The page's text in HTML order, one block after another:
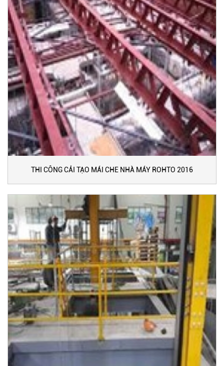
THI CÔNG CẢI TẠO MÁI CHE NHÀ MÁY ROHTO 2016